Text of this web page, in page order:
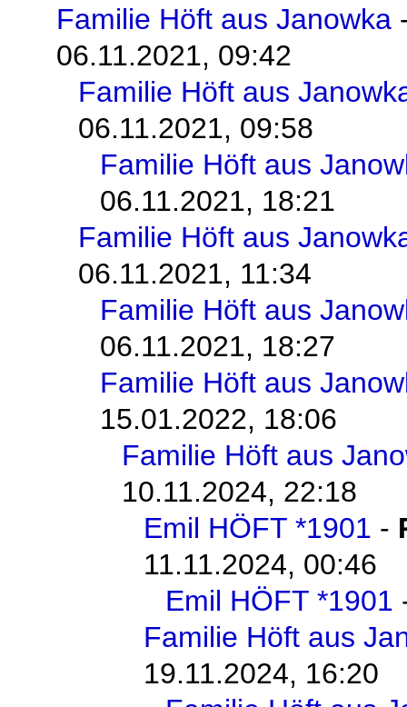
Familie Höft aus Janowka
06.11.2021, 09:42
Familie Höft aus
06.11.2021, 09:58
Familie Höft aus
06.11.2021, 18:21
Familie Höft aus
06.11.2021, 11:34
Familie Höft aus
06.11.2021, 18:27
Familie Höft aus
15.01.2022, 18:06
Familie Höft aus
10.11.2024, 22:18
Emil HÖFT *1901 -
11.11.2024, 00:46
Emil HÖFT *1901
Familie Höft aus
19.11.2024, 16:20